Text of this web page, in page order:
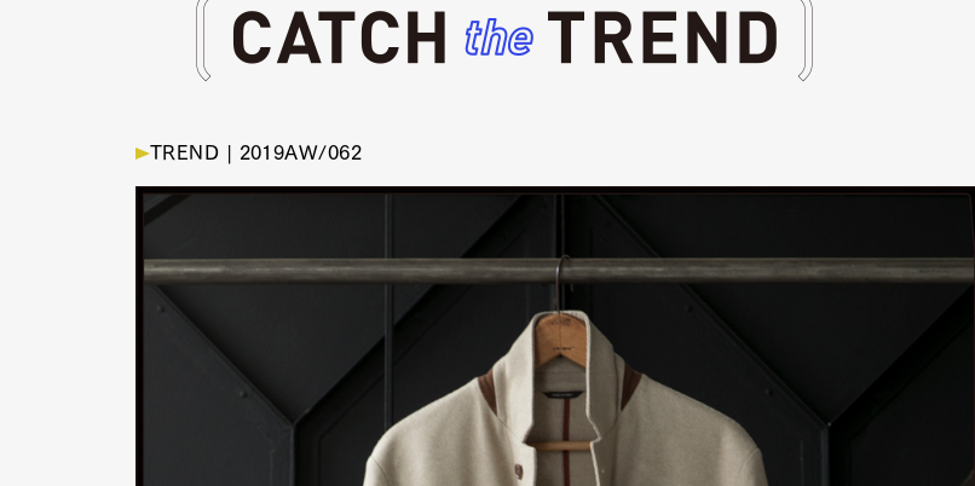
TREND | 2019AW/062